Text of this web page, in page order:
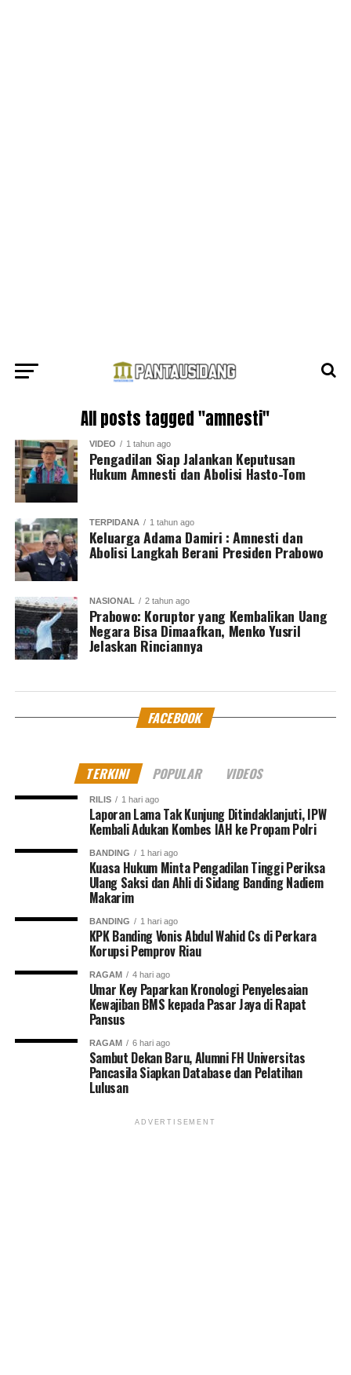
All posts tagged "amnesti"
VIDEO 1 tahun ago
Pengadilan Siap Jalankan Keputusan
Hukum Amnesti dan Abolisi Hasto-Tom
TERPIDANA 1 tahun ago
Keluarga Adama Damiri : Amnesti dan
Abolisi Langkah Berani Presiden Prabowo
NASIONAL 2 tahun ago
Prabowo: Koruptor yang Kembalikan Uang
Negara Bisa Dimaafkan, Menko Yusril
Jelaskan Rinciannya
FACEBOOK
TERKINI POPULAR VIDEOS
RILIS 1 hari ago
Laporan Lama Tak Kunjung Ditindaklanjuti, IPW
Kembali Adukan Kombes IAH ke Propam Polri
BANDING 1 hari ago
Kuasa Hukum Minta Pengadilan Tinggi Periksa
Ulang Saksi dan Ahli di Sidang Banding Nadiem
Makarim
BANDING 1 hari ago
KPK Banding Vonis Abdul Wahid Cs di Perkara
Korupsi Pemprov Riau
RAGAM 4 hari ago
Umar Key Paparkan Kronologi Penyelesaian
Kewajiban BMS kepada Pasar Jaya di Rapat
Pansus
RAGAM 6 hari ago
Sambut Dekan Baru, Alumni FH Universitas
Pancasila Siapkan Database dan Pelatihan
Lulusan
ADVERTISEMENT